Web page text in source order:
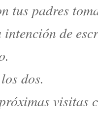
tus padres
intención de
dos.
visitas